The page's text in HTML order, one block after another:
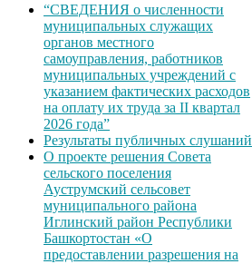
“СВЕДЕНИЯ о численности
муниципальных служащих
органов местного
самоуправления, работников
муниципальных учреждений с
указанием фактических расходов
на оплату их труда за II квартал
2026 года”
Результаты публичных слушаний
О проекте решения Совета
сельского поселения
Ауструмский сельсовет
муниципального района
Иглинский район Республики
Башкортостан «О
предоставлении разрешения на